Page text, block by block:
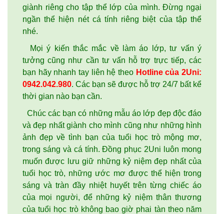
giành riêng cho tập thể lớp của mình. Đừng ngại
ngần thể hiện nét cá tính riêng biệt của tập thể
nhé.
Mọi ý kiến thắc mắc về làm áo lớp, tư vấn ý
tưởng cũng như cần tư vấn hỗ trợ trực tiếp, các
bạn hãy nhanh tay liên hệ theo Hotline của 2Uni:
0942.042.980. Các bạn sẽ được hỗ trợ 24/7 bất kể
thời gian nào bạn cần.
Chúc các bạn có những mẫu áo lớp đẹp độc đáo
và đẹp nhất giành cho mình cũng như những hình
ảnh đẹp về tình bạn của tuổi học trò mộng mơ,
trong sáng và cá tính. Đồng phục 2Uni luôn mong
muốn được lưu giữ những kỷ niệm đẹp nhất của
tuổi học trò, những ước mơ được thể hiện trong
sáng và tràn đầy nhiệt huyết trên từng chiếc áo
của mọi người, để những kỷ niệm thân thương
của tuổi học trò không bao giờ phai tàn theo năm